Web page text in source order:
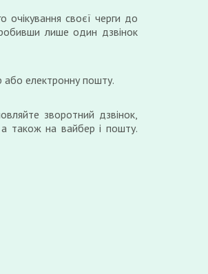
своєї черги до
лише один дзвінок
електронну пошту.
зворотний дзвінок,
а також на вайбер і пошту.